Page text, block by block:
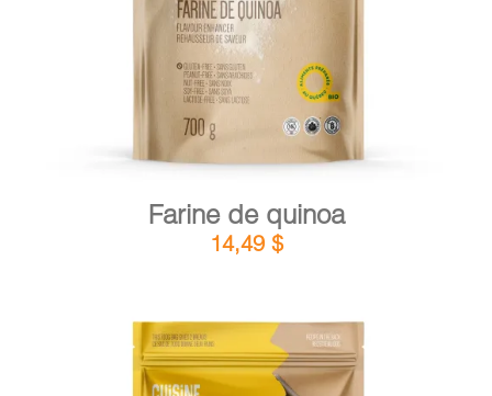
Farine de quinoa
14,49 $